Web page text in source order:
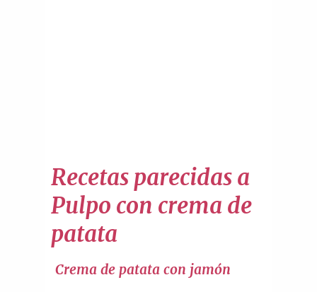
Recetas parecidas a
Pulpo con crema de
patata
Crema de patata con jamón